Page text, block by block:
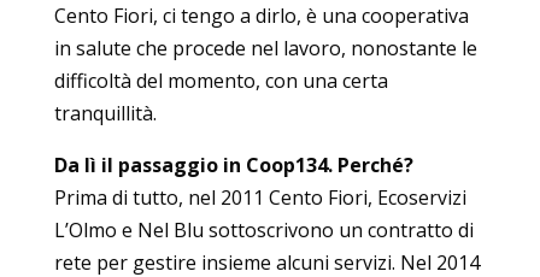
Cento Fiori, ci tengo a dirlo, è una cooperativa
in salute che procede nel lavoro, nonostante le
difficoltà del momento, con una certa
tranquillità.
Da lì il passaggio in Coop134. Perché?
Prima di tutto, nel 2011 Cento Fiori, Ecoservizi
L’Olmo e Nel Blu sottoscrivono un contratto di
rete per gestire insieme alcuni servizi. Nel 2014